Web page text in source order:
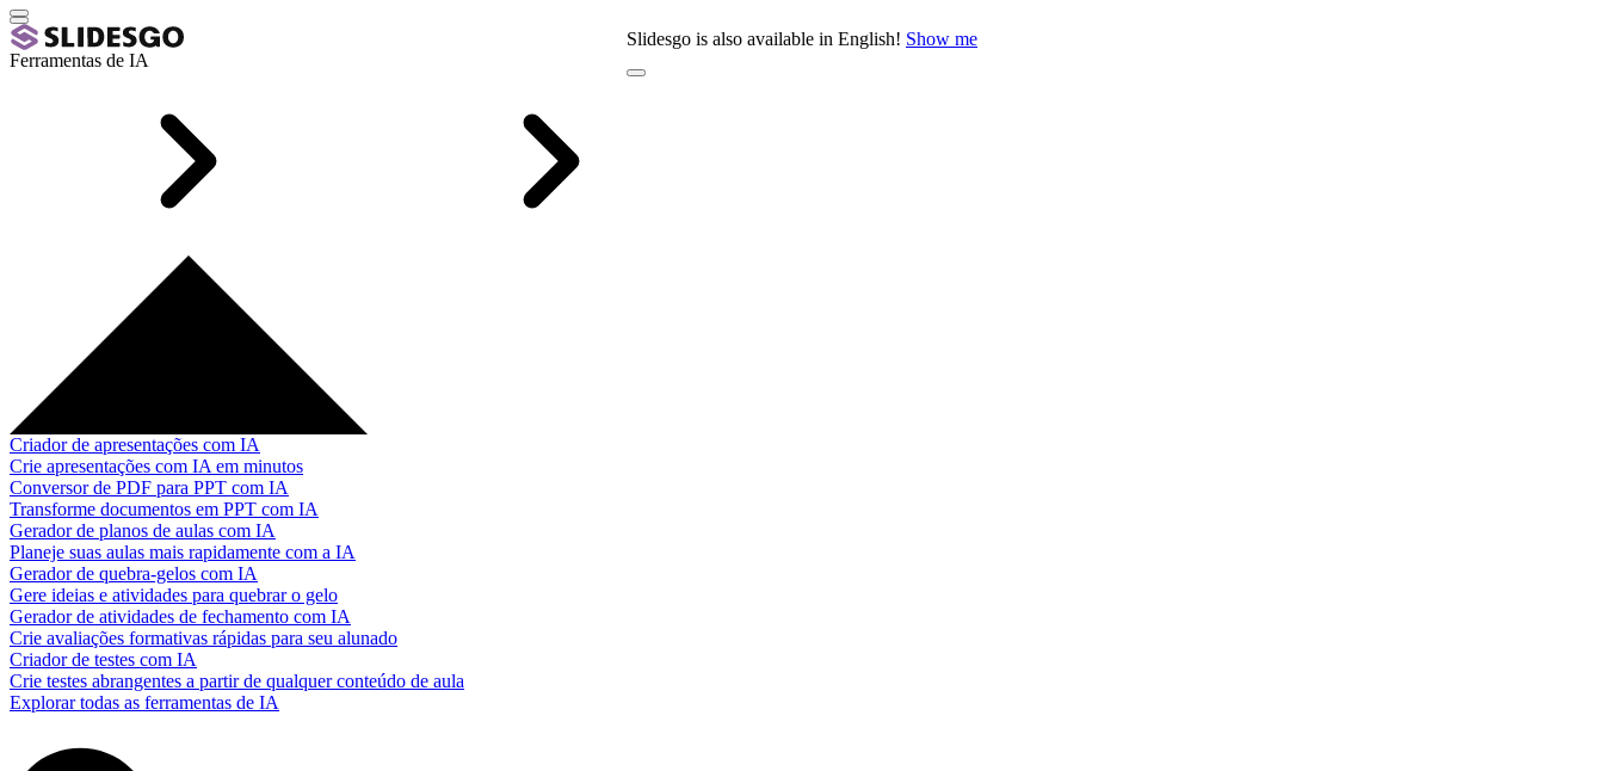
Slidesgo is also available in English! Show me
Ferramentas de IA
Criador de apresentações com IA
Crie apresentações com IA em minutos
Conversor de PDF para PPT com IA
Transforme documentos em PPT com IA
Gerador de planos de aulas com IA
Planeje suas aulas mais rapidamente com a IA
Gerador de quebra-gelos com IA
Gere ideias e atividades para quebrar o gelo
Gerador de atividades de fechamento com IA
Crie avaliações formativas rápidas para seu alunado
Criador de testes com IA
Crie testes abrangentes a partir de qualquer conteúdo de aula
Explorar todas as ferramentas de IA